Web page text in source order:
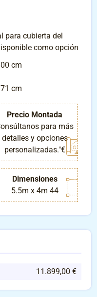
para cubierta del
como opción
cm
cm
Precio Montada
para más
detalles y opciones
personalizadas."€
Dimensiones
5.5m x 4m 44
11.899,00 €